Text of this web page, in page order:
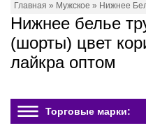
Главная » Мужское » Нижнее
Нижнее белье
(шорты) цвет
лайкра оптом
Торговые марки: